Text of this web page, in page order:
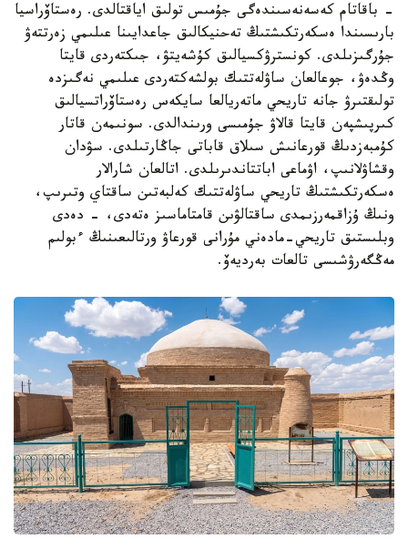
- باقاتام كەسەنەسىندەگى جۇمىس تولىق اياقتالدى. رەستاۆراسيا
بارىسىندا ەسكەرتكىشتىڭ تەحنيكالىق جاعدايىنا عىلىمي زەرتتەۋ
جۇرگىزىلدى. كونسترۋكسيالىق كۇشەيتۋ، جىكتەردى قايتا
وڭدەۋ، جوعالعان ساۋلەتتىك بولشەكتەردى عىلىمي نەگىزدە
تولىقتىرۋ جانە تاريحي ماتەريالعا سايكەس رەستاۆراتسيالىق
كىرپىشپەن قايتا قالاۋ جۇمىسى ورىندالدى. سونىمەن قاتار
كۇمبەزدىڭ قورعانىش سىلاق قاباتى جاڭارتىلدى. سۋدان
وقشاۋلانىپ، اۋماعى اباتتاندىرىلدى. اتالعان شارالار
ەسكەرتكىشتىڭ تاريحي ساۋلەتتىك كەلبەتىن ساقتاي وتىرىپ،
ونىڭ ۇزاقمەرزىمدى ساقتالۋىن قامتاماسىز ەتەدى، - دەدى
وبلىستىق تاريحي-مادەني مۇرانى قورعاۋ ورتالىعىنىڭ ءبولىم
مەڭگەرۋشىسى تالعات بەرديەۆ.